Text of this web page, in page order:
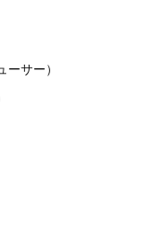
サー）